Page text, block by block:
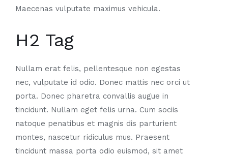
Maecenas vulputate maximus vehicula.
H2 Tag
Nullam erat felis, pellentesque non egestas
nec, vulputate id odio. Donec mattis nec orci ut
porta. Donec pharetra convallis augue in
tincidunt. Nullam eget felis urna. Cum sociis
natoque penatibus et magnis dis parturient
montes, nascetur ridiculus mus. Praesent
tincidunt massa porta odio euismod, sit amet